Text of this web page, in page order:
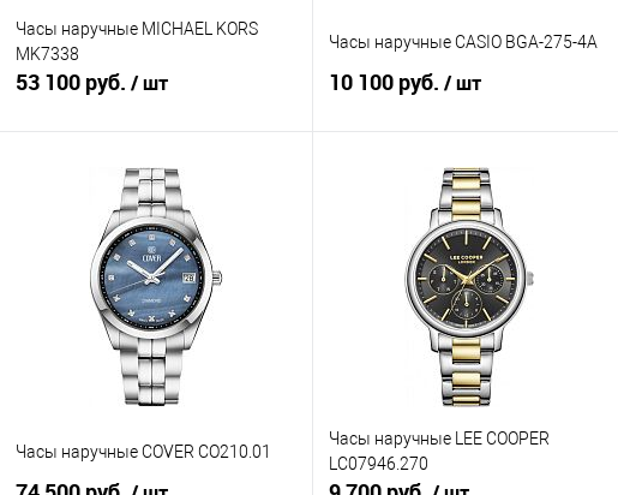
Часы наручные MICHAEL KORS
MK7338
53 100 руб. / шт
В корзину
Купить в 1 клик
К сравнению
В избранное
В наличии
Часы наручные CASIO BGA-275-4A
10 100 руб. / шт
В корзину
Купить в 1 клик
К сравнению
В избранное
В наличии
Часы наручные COVER CO210.01
Часы наручные LEE COOPER
LC07946.270